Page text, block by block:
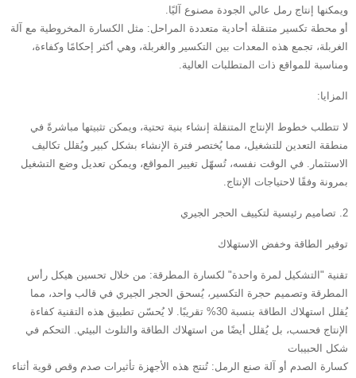
ويمكنها إنتاج رمل عالي الجودة مصنوع آليًا.
أو محطة تكسير متنقلة أحادية متعددة المراحل: مثل الكسارة المخروطية مع آلة
الغربلة، تجمع هذه المعدات بين التكسير والغربلة، وهي أكثر إحكامًا وكفاءة،
ومناسبة للمواقع ذات المتطلبات العالية.
المزايا:
لا تتطلب خطوط الإنتاج المتنقلة إنشاء بنية تحتية، ويمكن تثبيتها مباشرةً في
منطقة التعدين للتشغيل، مما يُختصر فترة الإنشاء بشكل كبير ويُقلل تكاليف
الاستثمار. في الوقت نفسه، تُسهّل تغيير المواقع، ويمكن تعديل وضع التشغيل
بمرونة وفقًا لاحتياجات الإنتاج.
2. تصاميم رئيسية لتكييف الحجر الجيري
توفير الطاقة وخفض الاستهلاك
تقنية "التشكيل لمرة واحدة" لكسارة المطرقة: من خلال تحسين هيكل رأس
المطرقة وتصميم حجرة التكسير، يُسحق الحجر الجيري في قالب واحد، مما
يُقلل استهلاك الطاقة بنسبة 30% تقريبًا. لا يُحسّن تطبيق هذه التقنية كفاءة
الإنتاج فحسب، بل يُقلل أيضًا من استهلاك الطاقة والتلوث البيئي. التحكم في
شكل الحبيبات
‌كسارة الصدم أو آلة صنع الرمل: تُنتج هذه الأجهزة تأثيرات صدم وقص قوية أثناء